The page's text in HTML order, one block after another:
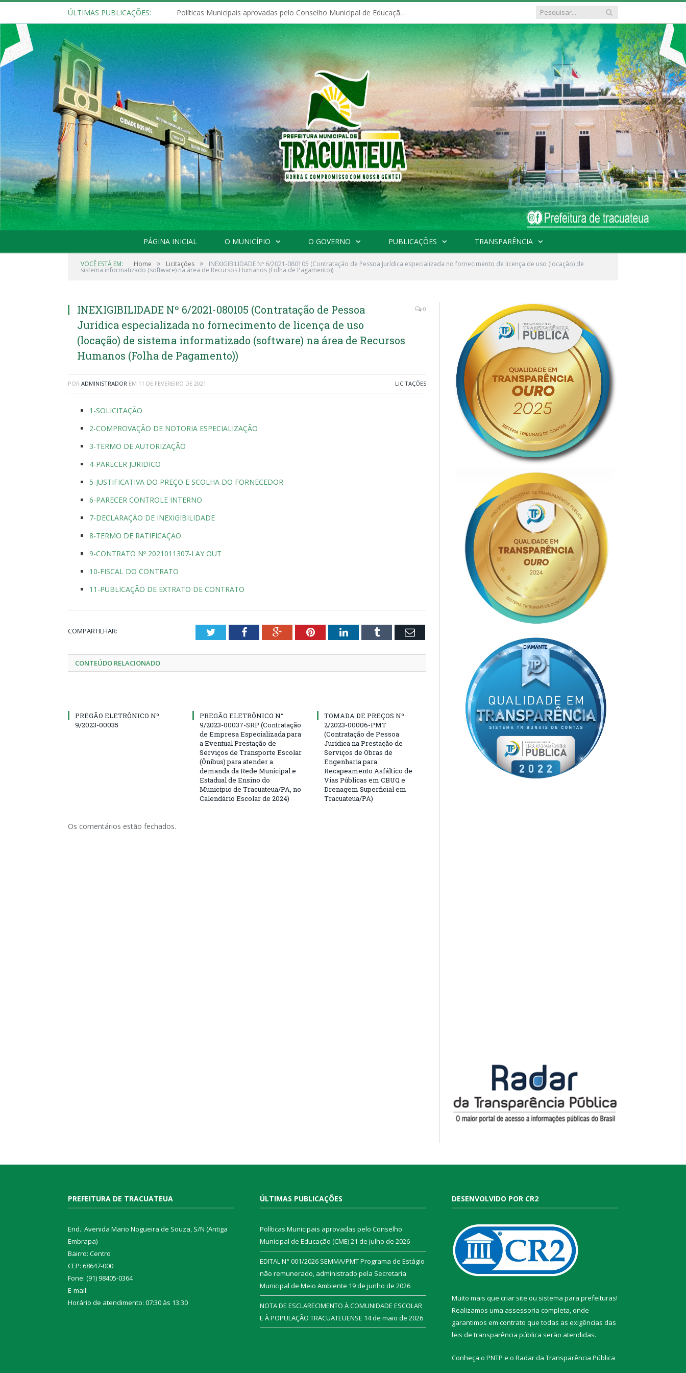
ÚLTIMAS PUBLICAÇÕES: Políticas Municipais aprovadas pelo Conselho Municipal de Educação (CME)
PÁGINA INICIAL O MUNICÍPIO O GOVERNO PUBLICAÇÕES TRANSPARÊNCIA
VOCÊ ESTÁ EM: Home » Licitações » INEXIGIBILIDADE Nº 6/2021-080105 (Contratação de Pessoa Jurídica especializada no fornecimento de licença de uso (locação) de
sistema informatizado (software) na área de Recursos Humanos (Folha de Pagamento))
INEXIGIBILIDADE Nº 6/2021-080105 (Contratação de Pessoa
Jurídica especializada no fornecimento de licença de uso
(locação) de sistema informatizado (software) na área de Recursos
Humanos (Folha de Pagamento))
0
POR ADMINISTRADOR EM 11 DE FEVEREIRO DE 2021 LICITAÇÕES
1-SOLICITAÇÃO
2-COMPROVAÇÃO DE NOTORIA ESPECIALIZAÇÃO
3-TERMO DE AUTORIZAÇÃO
4-PARECER JURIDICO
5-JUSTIFICATIVA DO PREÇO E SCOLHA DO FORNECEDOR
6-PARECER CONTROLE INTERNO
7-DECLARAÇÃO DE INEXIGIBILIDADE
8-TERMO DE RATIFICAÇÃO
9-CONTRATO Nº 2021011307-LAY OUT
10-FISCAL DO CONTRATO
11-PUBLICAÇÃO DE EXTRATO DE CONTRATO
COMPARTILHAR: TwitterFacebookGoogle+PinterestLinkedInTumblr Email
CONTEÚDO RELACIONADO
PREGÃO ELETRÔNICO Nº
9/2023-00035
PREGÃO ELETRÔNICO N°
9/2023-00037-SRP (Contratação
de Empresa Especializada para
a Eventual Prestação de
Serviços de Transporte Escolar
(Ônibus) para atender a
demanda da Rede Municipal e
Estadual de Ensino do
Município de Tracuateua/PA, no
Calendário Escolar de 2024)
TOMADA DE PREÇOS Nº
2/2023-00006-PMT
(Contratação de Pessoa
Jurídica na Prestação de
Serviços de Obras de
Engenharia para
Recapeamento Asfáltico de
Vias Públicas em CBUQ e
Drenagem Superficial em
Tracuateua/PA)
Os comentários estão fechados.
PREFEITURA DE TRACUATEUA
End.: Avenida Mario Nogueira de Souza, S/N (Antiga
Embrapa)
Bairro: Centro
CEP: 68647-000
Fone: (91) 98405-0364
E-mail:
Horário de atendimento: 07:30 às 13:30
ÚLTIMAS PUBLICAÇÕES
Políticas Municipais aprovadas pelo Conselho
Municipal de Educação (CME)21 de julho de 2026
EDITAL N° 001/2026 SEMMA/PMT Programa de Estágio
não remunerado, administrado pela Secretaria
Municipal de Meio Ambiente 19 de junho de 2026
NOTA DE ESCLARECIMENTO À COMUNIDADE ESCOLAR
E À POPULAÇÃO TRACUATEUENSE 14 de maio de 2026
DESENVOLVIDO POR CR2
Muito mais que criar site ou sistema para prefeituras!
Realizamos uma assessoria completa, onde
garantimos em contrato que todas as exigências das
leis de transparência pública serão atendidas.
Conheça o PNTP e o Radar da Transparência Pública